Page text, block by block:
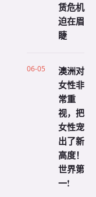
赁危机
迫在眉
睫
06-05
澳洲对
女性非
常重
视，把
女性宠
出了新
高度！
世界第
一!